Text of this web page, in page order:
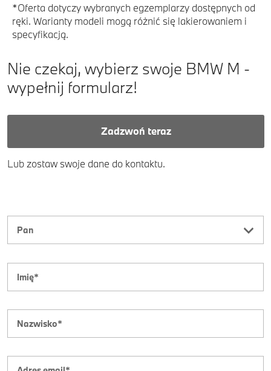
*Oferta dotyczy wybranych egzemplarzy dostępnych od
ręki. Warianty modeli mogą różnić się lakierowaniem i
specyfikacją.
Nie czekaj, wybierz swoje BMW M -
wypełnij formularz!
Zadzwoń teraz
Lub zostaw swoje dane do kontaktu.